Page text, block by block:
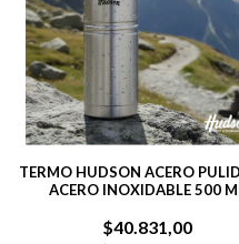
TERMO HUDSON ACERO
ACERO INOXIDABLE 500
$40.831,00